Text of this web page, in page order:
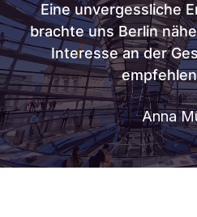
Eine unvergessliche
brachte uns Berlin
Interesse an der
Anna